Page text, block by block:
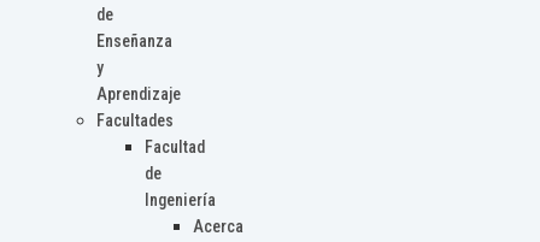
de
Enseñanza
y
Aprendizaje
Facultades
Facultad
de
Ingeniería
Acerca